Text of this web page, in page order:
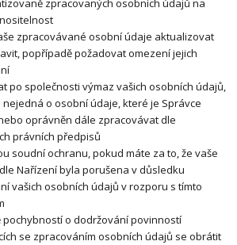
zpracovaných osobních údajů na
zpracovávané osobní údaje aktualizovat
popřípadě požadovat omezení jejich
po společnosti výmaz vašich osobních údajů,
o osobní údaje, které je Správce
oprávněn dále zpracovávat dle
právních předpisů
soudní ochranu, pokud máte za to, že vaše
Nařízení byla porušena v důsledku
vašich osobních údajů v rozporu s tímto
pochybností o dodržování povinností
se zpracováním osobních údajů se obrátit